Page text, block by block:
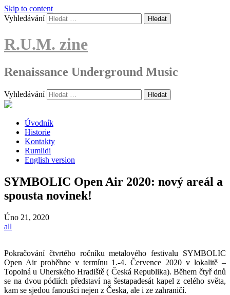
Skip to content
Vyhledávání
R.U.M. zine
Renaissance Underground Music
Vyhledávání
Úvodník
Historie
Kontakty
Rumlidi
English version
SYMBOLIC Open Air 2020: nový areál a
spousta novinek!
Úno 21, 2020
all
Pokračování čtvrtého ročníku metalového festivalu SYMBOLIC
Open Air proběhne v termínu 1.-4. Července 2020 v lokalitě –
Topolná u Uherského Hradiště ( Česká Republika). Během čtyř dnů
se na dvou pódiích představí na šestapadesát kapel z celého světa,
kam se sjedou fanoušci nejen z Česka, ale i ze zahraničí.